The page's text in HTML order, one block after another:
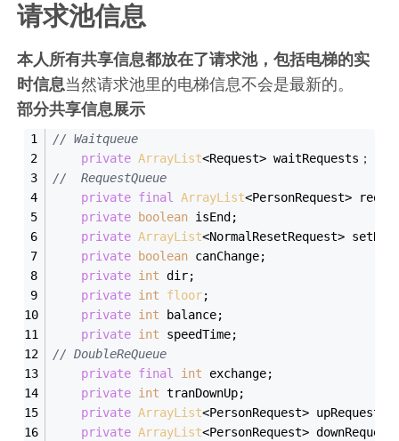
请求池信息
本人所有共享信息都放在了请求池，包括电梯的实
时信息当然请求池里的电梯信息不会是最新的。
部分共享信息展示
// Waitqueue
private ArrayList<Request> waitRequests；
//  RequestQueue
private final ArrayList<PersonRequest>
private
boolean isEnd;
private ArrayList<NormalResetRequest>
private
boolean canChange;
private int dir;
private int floor;
private int balance;
private int speedTime;
// DoubleReQueue
private final int exchange;
private int tranDownUp;
private ArrayList<PersonRequest> upRequests;
private ArrayList<PersonRequest>